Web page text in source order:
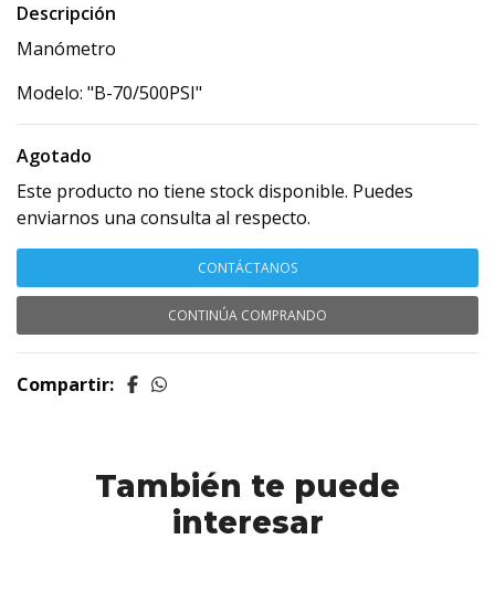
Descripción
Manómetro
Modelo: "B-70/500PSI"
Agotado
Este producto no tiene stock disponible. Puedes
enviarnos una consulta al respecto.
CONTÁCTANOS
CONTINÚA COMPRANDO
Compartir:
También te puede
interesar